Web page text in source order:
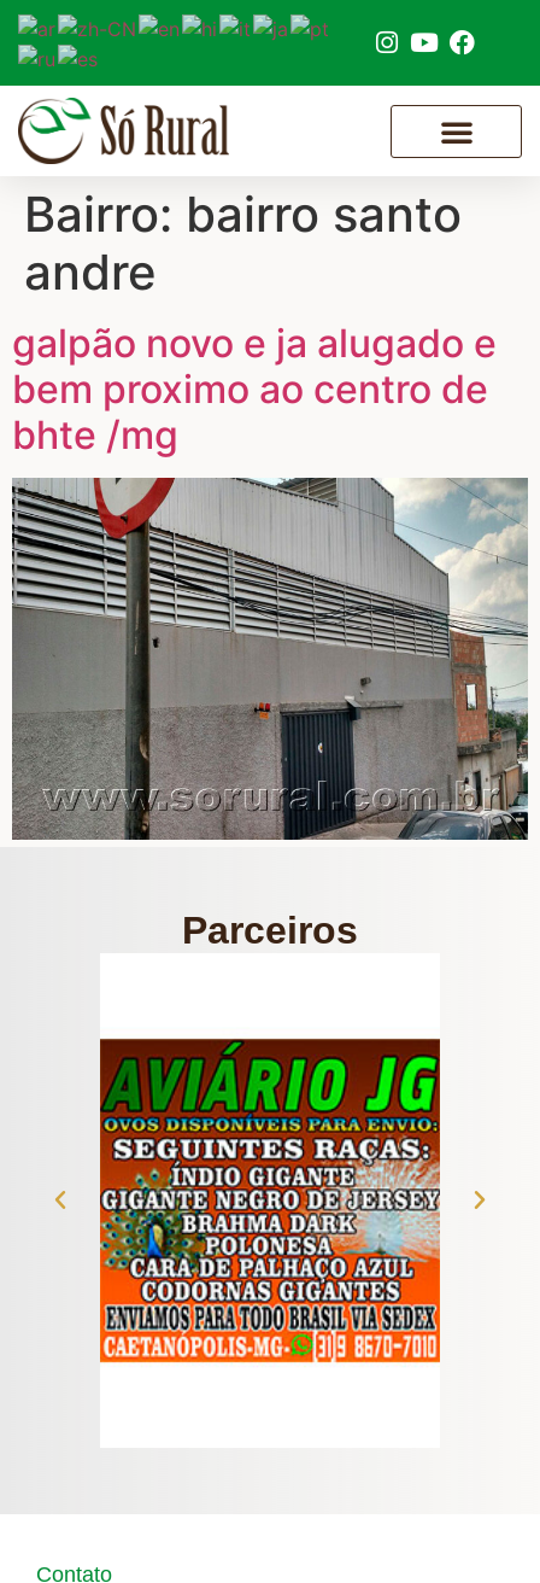
Bairro: bairro santo
andre
galpão novo e ja alugado e
bem proximo ao centro de
bhte /mg
Parceiros
Contato